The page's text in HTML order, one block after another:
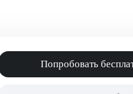
Попробовать